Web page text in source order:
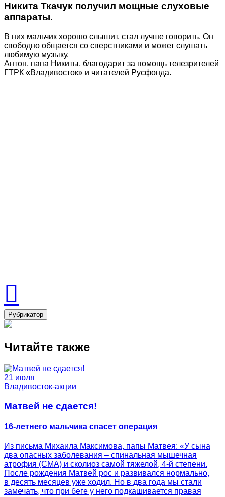
Никита Ткачук получил мощные слуховые
аппараты.
В них мальчик хорошо слышит, стал лучше говорить. Он
свободно общается со сверстниками и может слушать
любимую музыку.
Антон, папа Никиты, благодарит за помощь телезрителей
ГТРК «Владивосток» и читателей Русфонда.
Рубрикатор
Читайте также
21 июля
Владивосток-акции
Матвей не сдается!
16-летнего мальчика спасет операция
Из письма Михаила Максимова, папы Матвея: «У сына
два опасных заболевания – спинальная мышечная
атрофия (СМА) и сколиоз самой тяжелой, 4-й степени.
После рождения Матвей рос и развивался нормально,
в десять месяцев уже ходил. Но в два года мы стали
замечать, что при беге у него подкашивается правая